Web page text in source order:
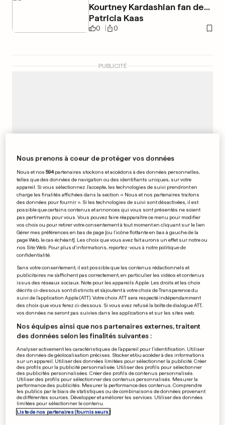
Kourt­ney Kardashian fan de...
Patricia Kaas
0 0
PUBLICITÉ
COUPE D'EUROPE DE HANDBALL
Un exploit ou la porte
pour Berchem
0 0
AU LUXEMBOURG
Des drôles d'oiseaux en terre
cuite pour Pâques
BGL LIGUE
Le Progrès sera-t-il à
la hauteur de son statut?
0 0
Nous prenons à coeur de protéger vos données
Nous et nos594partenaires stockons et accédons à des données personnelles,
telles que des données de navigation ou des identifiants uniques, sur votre
appareil. Si vous sélectionnez J'accepte, les technologies de suivi prendront en
charge les finalités affichées dans la section « Nous et nos partenaires traitons
des données pour fournir ». Si les technologies de suivi sont désactivées, il est
possible que certains contenus et annonces qui vous sont présentés ne soient
pas pertinents pour vous. Vous pouvez faire réapparaître ce menu pour modifier
vos choix ou pour retirer votre consentement à tout moment en cliquant sur le lien
Gérer mes préférences en bas de page [ou l'icône flottante en bas à gauche de la
page Web, le cas échéant]. Les choix que vous avez fait aurons un effet sur notre ou
nos Site Web. Pour plus d’informations, reportez-vous à notre politique de
confidentialité.
Sans votre consentement, il est possible que les contenus rédactionnels et
publicitaires ne s'affichent pas correctement, en particulier les vidéos et contenus
issus des réseaux sociaux. Note pour les appareils Apple: Les droits et les choix
décrits ci-dessous sont distincts et s'ajoutent à votre choix de Transparence du
suivi de l'application Apple (ATT). Votre choix ATT sera respecté indépendamment
des choix que vous ferez ci-dessous. Si vous avez refusé la boîte de dialogue ATT,
vos données ne seront pas suivies dans les applications et sur les sites web.
Nos équipes ainsi que nos partenaires externes, traitent
des données selon les finalités suivantes :
Analyser activement les caractéristiques de l’appareil pour l’identification. Utiliser
des données de géolocalisation précises. Stocker et/ou accéder à des informations
sur un appareil. Utiliser des données limitées pour sélectionner la publicité. Créer
des profils pour la publicité personnalisée. Utiliser des profils pour sélectionner
des publicités personnalisées. Créer des profils de contenus personnalisés.
Utiliser des profils pour sélectionner des contenus personnalisés. Mesurer la
performance des publicités. Mesurer la performance des contenus. Comprendre
les publics par le biais de statistiques ou de combinaisons de données provenant
de différentes sources. Développer et améliorer les services. Utiliser des données
limitées pour sélectionner le contenu.
Liste de nos partenaires (fournisseurs)